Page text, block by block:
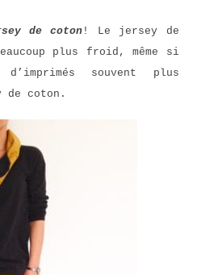
de coton ! Le jersey de
plus froid, même si
souvent plus
de coton.